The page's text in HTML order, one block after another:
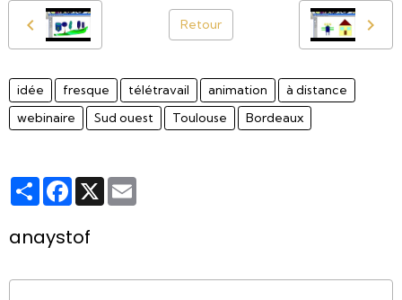
Retour
idée fresque télétravail animation
à distance
webinaire
Sud ouest Toulouse Bordeaux
PartagerFacebook
X
anaystof